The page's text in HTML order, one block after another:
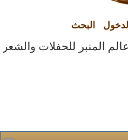
البحث
المنبر للحفلات